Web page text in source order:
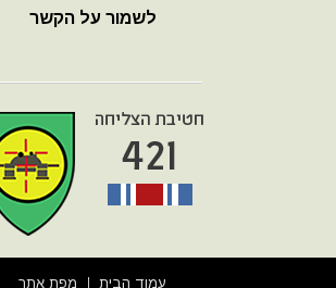
לשמור על הקשר
עמוד הבית מפת אתר